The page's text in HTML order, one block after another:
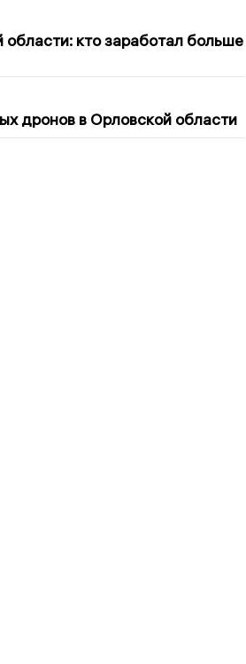
кто заработал больше
дронов в Орловской области